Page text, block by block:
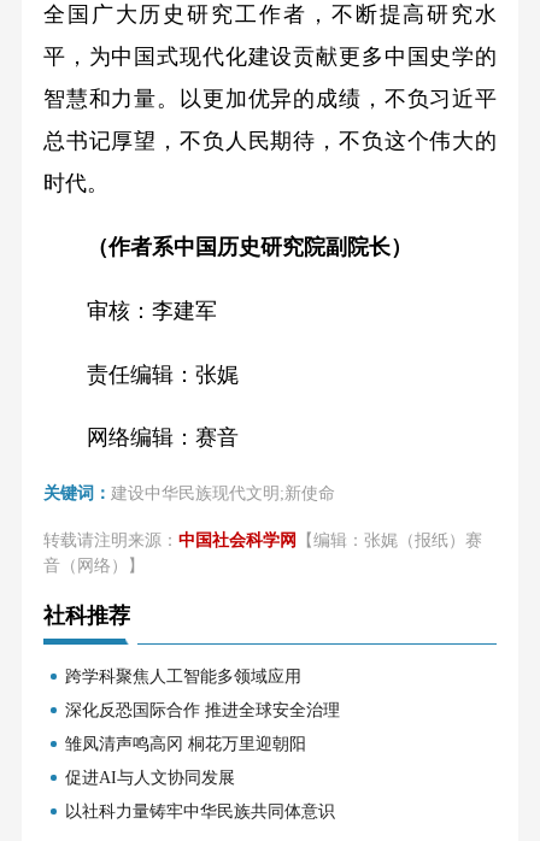
全国广大历史研究工作者，不断提高研究水
平，为中国式现代化建设贡献更多中国史学的
智慧和力量。以更加优异的成绩，不负习近平
总书记厚望，不负人民期待，不负这个伟大的
时代。
（作者系中国历史研究院副院长）
审核：李建军
责任编辑：张娓
网络编辑：赛音
关键词： 建设中华民族现代文明;新使命
转载请注明来源： 中国社会科学网
【编辑：张娓（报纸）赛
音（网络）】
社科推荐
跨学科聚焦人工智能多领域应用
深化反恐国际合作 推进全球安全治理
雏凤清声鸣高冈 桐花万里迎朝阳
促进AI与人文协同发展
以社科力量铸牢中华民族共同体意识